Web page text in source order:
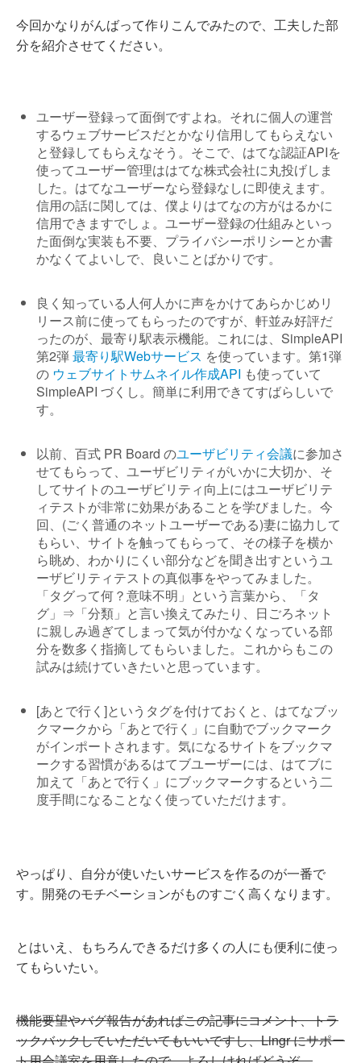
今回かなりがんばって作りこんでみたので、工夫した部
分を紹介させてください。
ユーザー登録って面倒ですよね。それに個人の運営
するウェブサービスだとかなり信用してもらえない
と登録してもらえなそう。そこで、はてな認証APIを
使ってユーザー管理ははてな株式会社に丸投げしま
した。はてなユーザーなら登録なしに即使えます。
信用の話に関しては、僕よりはてなの方がはるかに
信用できますでしょ。ユーザー登録の仕組みといっ
た面倒な実装も不要、プライバシーポリシーとか書
かなくてよいしで、良いことばかりです。
良く知っている人何人かに声をかけてあらかじめリ
リース前に使ってもらったのですが、軒並み好評だ
ったのが、最寄り駅表示機能。これには、SimpleAPI
第2弾最寄り駅Webサービス を使っています。第1弾
の ウェブサイトサムネイル作成API も使っていて
SimpleAPI づくし。簡単に利用できてすばらしいで
す。
以前、百式 PR Board のユーザビリティ会議に参加さ
せてもらって、ユーザビリティがいかに大切か、そ
してサイトのユーザビリティ向上にはユーザビリテ
ィテストが非常に効果があることを学びました。今
回、(ごく普通のネットユーザーである)妻に協力して
もらい、サイトを触ってもらって、その様子を横か
ら眺め、わかりにくい部分などを聞き出すというユ
ーザビリティテストの真似事をやってみました。
「タグって何？意味不明」という言葉から、「タ
グ」⇒「分類」と言い換えてみたり、日ごろネット
に親しみ過ぎてしまって気が付かなくなっている部
分を数多く指摘してもらいました。これからもこの
試みは続けていきたいと思っています。
[あとで行く]というタグを付けておくと、はてなブッ
クマークから「あとで行く」に自動でブックマーク
がインポートされます。気になるサイトをブックマ
ークする習慣があるはてブユーザーには、はてブに
加えて「あとで行く」にブックマークするという二
度手間になることなく使っていただけます。
やっぱり、自分が使いたいサービスを作るのが一番で
す。開発のモチベーションがものすごく高くなります。
とはいえ、もちろんできるだけ多くの人にも便利に使っ
てもらいたい。
機能要望やバグ報告があればこの記事にコメント、トラ
ックバックしていただいてもいいですし、Lingr にサポー